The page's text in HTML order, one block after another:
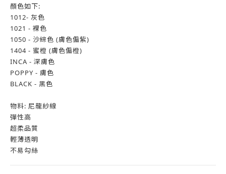
顏色如下:
1012- 灰色
1021 - 裸色
1050 - 沙綜色 (膚色偏紫)
1404 - 蜜橙 (膚色偏橙)
INCA - 深膚色
POPPY - 膚色
BLACK - 黑色
物料: 尼龍紗線
彈性高
超柔品質
輕薄透明
不易勾絲